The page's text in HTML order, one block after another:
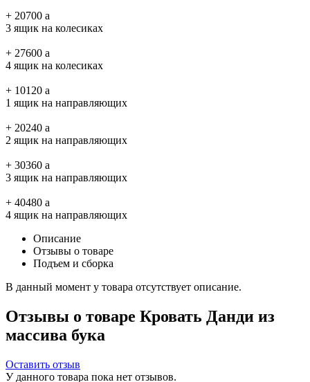
+ 20700 a
3 ящик на колесиках
+ 27600 a
4 ящик на колесиках
+ 10120 a
1 ящик на направляющих
+ 20240 a
2 ящик на направляющих
+ 30360 a
3 ящик на направляющих
+ 40480 a
4 ящик на направляющих
Описание
Отзывы о товаре
Подъем и сборка
В данный момент у товара отсутствует описание.
Отзывы о товаре Кровать Данди из
массива бука
Оставить отзыв
У данного товара пока нет отзывов.